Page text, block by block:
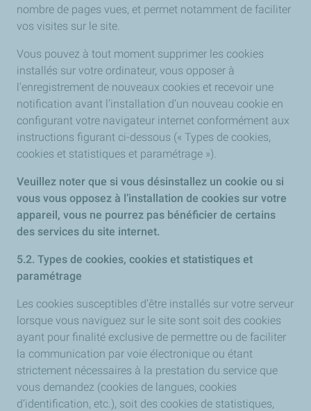
nombre de pages vues, et permet notamment de faciliter
vos visites sur le site.
Vous pouvez à tout moment supprimer les cookies
installés sur votre ordinateur, vous opposer à
l'enregistrement de nouveaux cookies et recevoir une
notification avant l’installation d’un nouveau cookie en
configurant votre navigateur internet conformément aux
instructions figurant ci-dessous (« Types de cookies,
cookies et statistiques et paramétrage »).
Veuillez noter que si vous désinstallez un cookie ou si
vous vous opposez à l’installation de cookies sur votre
appareil, vous ne pourrez pas bénéficier de certains
des services du site internet.​
5.2. Types de cookies, cookies et statistiques et
paramétrage
Les cookies susceptibles d’être installés sur votre serveur
lorsque vous naviguez sur le site sont soit des cookies
ayant pour finalité exclusive de permettre ou de faciliter
la communication par voie électronique ou étant
strictement nécessaires à la prestation du service que
vous demandez (cookies de langues, cookies
d’identification, etc.), soit des cookies de statistiques,